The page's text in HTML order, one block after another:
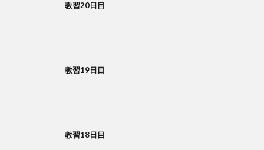
教習20日目
教習19日目
教習18日目